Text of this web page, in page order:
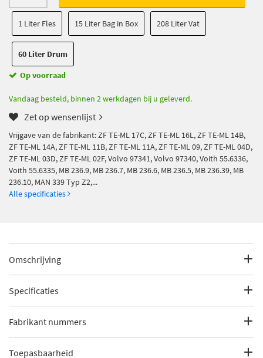
1 Liter Fles 15 Liter Bag in Box 208 Liter Vat
60 Liter Drum
Op voorraad
Vandaag besteld, binnen 2 werkdagen bij u geleverd.
Zet op wensenlijst
Vrijgave van de fabrikant: ZF TE-ML 17C, ZF TE-ML 16L, ZF TE-ML 14B,
ZF TE-ML 14A, ZF TE-ML 11B, ZF TE-ML 11A, ZF TE-ML 09, ZF TE-ML 04D,
ZF TE-ML 03D, ZF TE-ML 02F, Volvo 97341, Volvo 97340, Voith 55.6336,
Voith 55.6335, MB 236.9, MB 236.7, MB 236.6, MB 236.5, MB 236.39, MB
236.10, MAN 339 Typ Z2,...
Alle specificaties
Omschrijving
Vrijgave van de fabrikant: ZF TE-ML 17C, ZF TE-ML 16L, ZF TE-
ML 14B, ZF TE-ML 14A, ZF TE-ML 11B, ZF TE-ML 11A, ZF TE-ML
09, ZF TE-ML 04D, ZF TE-ML 03D, ZF TE-ML 02F, Volvo 97341,
MB 236.6, MB 236.5, MB 236.39, MB 236.10, MAN 339 Typ Z2,
MAN 339 Typ Z1, MAN 339 Typ V2, MAN 339 Typ V1Specificatie:
TES-389, GM Dexron IIIH, GM Dexron IIIG, GM Dexron IIIF, GM
Specificaties
Fabrikantcode
Fabrikant nummers
Allison C4 / TES-389
Toepasbaarheid